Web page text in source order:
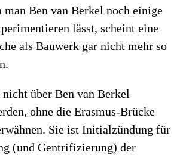
man Ben van Berkel noch einige
lässt, scheint eine
als Bauwerk gar nicht mehr so
über Ben van Berkel
ohne die Erasmus-Brücke
Sie ist Initialzündung für
(und Gentrifizierung) der